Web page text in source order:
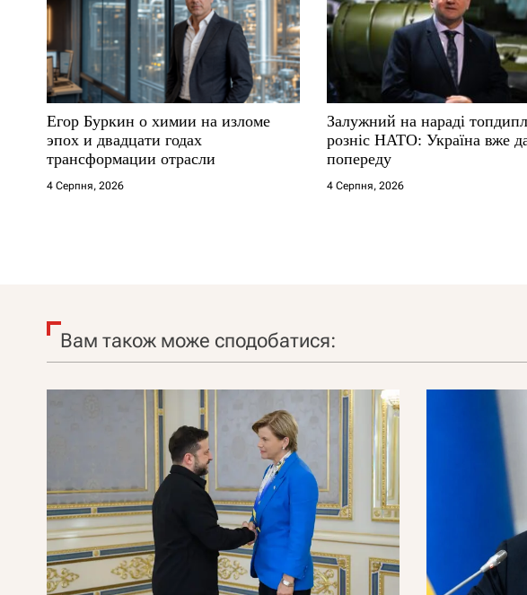
Егор Буркин о химии на изломе
эпох и двадцати годах
трансформации отрасли
4 Серпня, 2026
Залужний на нараді
розніс НАТО: Україна вже
попереду
4 Серпня, 2026
Вам також може сподобатися: